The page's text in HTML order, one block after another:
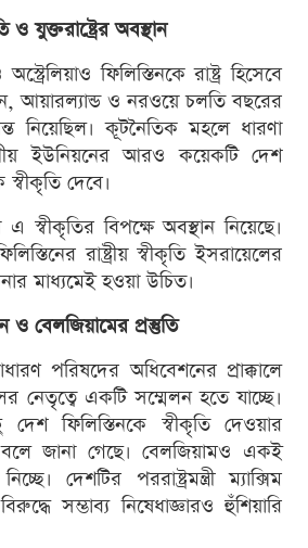
ও যুক্তরাষ্ট্রের অবস্থান
ফিলিস্তিনকে রাষ্ট্র হিসেবে
আয়ারল্যান্ড ও নরওয়ে চলতি বছরের
নিয়েছিল। কূটনৈতিক মহলে ধারণা
ইউনিয়নের আরও কয়েকটি দেশ
স্বীকৃতি দেবে।
স্বীকৃতির বিপক্ষে অবস্থান নিয়েছে।
রাষ্ট্রীয় স্বীকৃতি ইসরায়েলের
মাধ্যমেই হওয়া উচিত।
বেলজিয়ামের প্রস্তুতি
পরিষদের অধিবেশনের প্রাক্কালে
নেতৃত্বে একটি সম্মেলন হতে যাচ্ছে।
ফিলিস্তিনকে স্বীকৃতি দেওয়ার
জানা গেছে। বেলজিয়ামও একই
দেশটির পররাষ্ট্রমন্ত্রী ম্যাক্সিম
সম্ভাব্য নিষেধাজ্ঞারও হুঁশিয়ারি